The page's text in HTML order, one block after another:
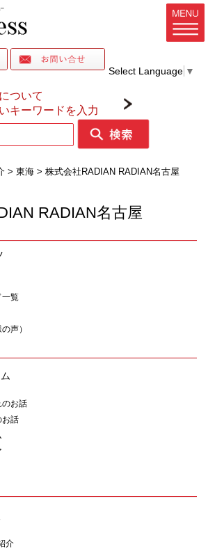
Select Language ▼
ついて
キーワードを入力
> 東海 > 株式会社RADIAN RADIAN名古屋
RADIAN名古屋
一覧
声）
のお話
お話
介